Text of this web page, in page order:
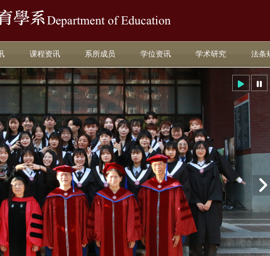
课程资讯 系所成员 学位资讯 学术研究 法条